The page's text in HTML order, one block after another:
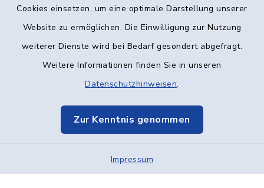
Cookies einsetzen, um eine optimale Darstellung unserer
Website zu ermöglichen. Die Einwilligung zur Nutzung
weiterer Dienste wird bei Bedarf gesondert abgefragt.
Weitere Informationen finden Sie in unseren
Datenschutzhinweisen.
Zur Kenntnis genommen
Impressum
Kontakt
Datenschutz
Elektronische Kommunikation
Sitemap